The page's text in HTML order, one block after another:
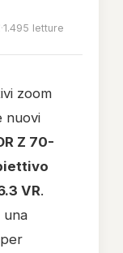
·1.495 letture
zoom
nuovi
Z 70-
VR.
una